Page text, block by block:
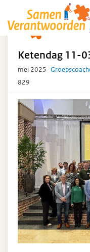
Ketendagen
Ketendag 11-
mei 2025
829